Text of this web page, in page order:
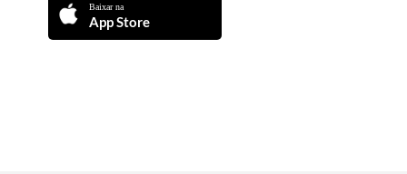
Baixar na
App Store